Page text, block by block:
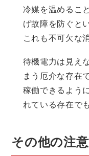
冷媒を温めるこ
げ故障を防ぐと
これも不可欠な
待機電力は見え
まう厄介な存在
稼働できるよう
れている存在で
その他の注